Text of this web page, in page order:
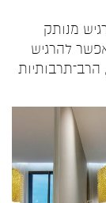
מנותק
להרגיש